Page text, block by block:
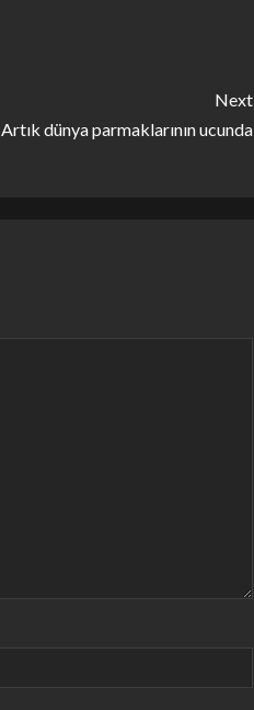
Next
Artık dünya parmaklarının ucunda